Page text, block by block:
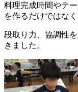
料理完成時間やテ
を作るだけではなく
段取り力、協調性
きました。